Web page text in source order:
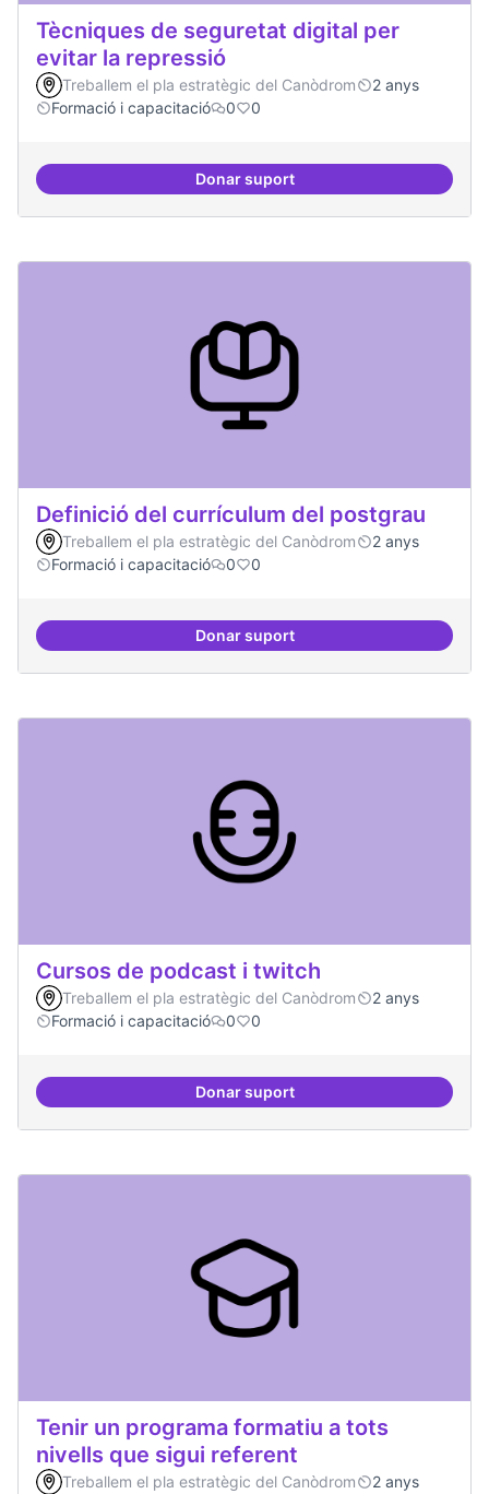
Tècniques de seguretat digital per
evitar la repressió
Treballem el pla estratègic del Canòdrom
2 anys
Formació i capacitació
0 0
Donar suportTècniques de seguretat digital
Definició del currículum del postgrau
Treballem el pla estratègic del Canòdrom
2 anys
Formació i capacitació
0 0
Donar suportDefinició del currículum del
Cursos de podcast i twitch
Treballem el pla estratègic del Canòdrom
2 anys
Formació i capacitació
0 0
Donar suportCursos de podcast i twitch
Tenir un programa formatiu a tots
nivells que sigui referent
Treballem el pla estratègic del Canòdrom
2 anys